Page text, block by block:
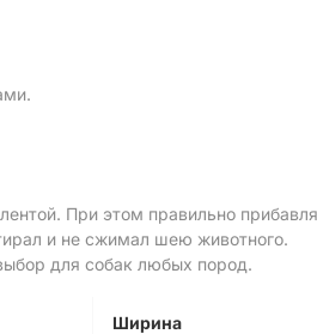
При этом правильно
и не сжимал шею животного.
для собак любых пород.
Ширина